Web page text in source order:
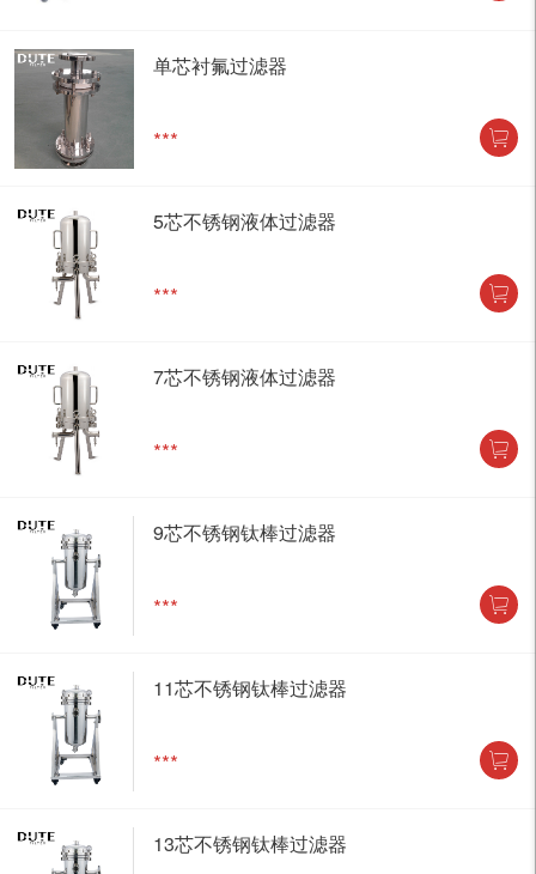
单芯衬氟过滤器
***
5芯不锈钢液体过滤器
***
7芯不锈钢液体过滤器
***
9芯不锈钢钛棒过滤器
***
11芯不锈钢钛棒过滤器
***
13芯不锈钢钛棒过滤器